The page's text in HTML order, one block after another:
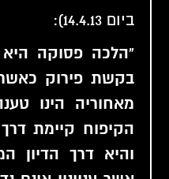
ביום 14.4.13):
"הלכה פסוקה
בקשת פירוק
מאחוריה הינו
הקיפוח קיימת
והיא דרך הדיון